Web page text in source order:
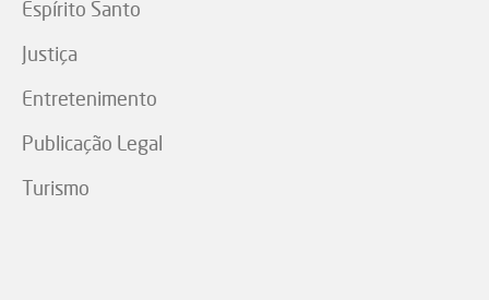
Espírito Santo
Justiça
Entretenimento
Publicação Legal
Turismo